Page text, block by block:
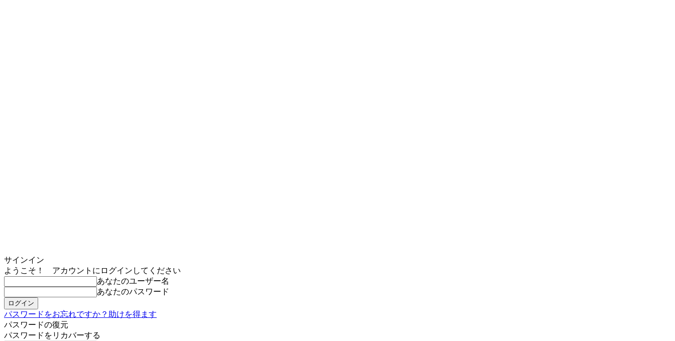
サインイン
ようこそ！ アカウントにログインしてください
あなたのユーザー名
あなたのパスワード
パスワードをお忘れですか？助けを得ます
パスワードの復元
パスワードをリカバーする